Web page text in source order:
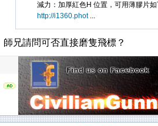
減力：加厚紅色H 位置，可用薄膠片
http://i1360.phot...
師兄請問可否直接磨隻飛標？